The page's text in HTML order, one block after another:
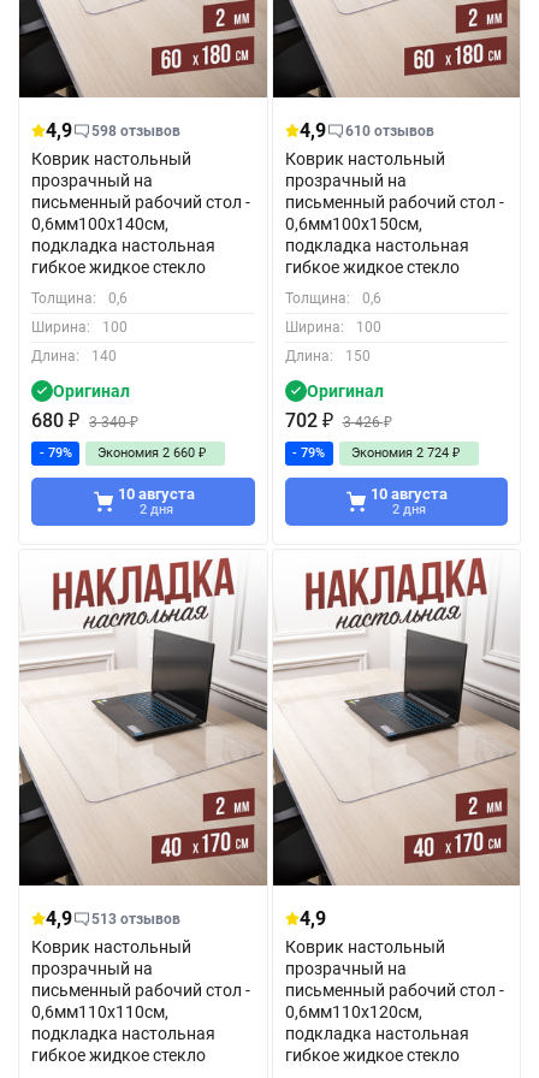
4,9 598 отзывов
Коврик настольный
прозрачный на
письменный рабочий стол -
0,6мм100x140см,
подкладка настольная
гибкое жидкое стекло
Толщина:
0,6
Ширина:
100
Длина:
140
Оригинал
680 ₽ 3 340₽
- 79% Экономия 2 660 ₽
10 августа
2 дня
4,9 610 отзывов
Коврик настольный
прозрачный на
письменный рабочий стол -
0,6мм100x150см,
подкладка настольная
гибкое жидкое стекло
Толщина:
0,6
Ширина:
100
Длина:
150
Оригинал
702 ₽ 3 426₽
- 79% Экономия 2 724 ₽
10 августа
2 дня
4,9 513 отзывов
Коврик настольный
прозрачный на
письменный рабочий стол -
0,6мм110x110см,
подкладка настольная
гибкое жидкое стекло
4,9
Коврик настольный
прозрачный на
письменный рабочий стол -
0,6мм110x120см,
подкладка настольная
гибкое жидкое стекло